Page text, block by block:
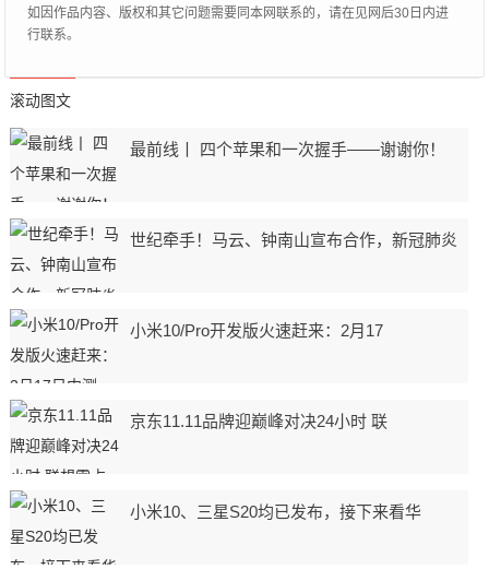
如因作品内容、版权和其它问题需要同本网联系的，请在见网后30日内进
行联系。
滚动图文
最前线丨 四个苹果和一次握手——谢谢你！
世纪牵手！马云、钟南山宣布合作，新冠肺炎
小米10/Pro开发版火速赶来：2月17
京东11.11品牌迎巅峰对决24小时 联
小米10、三星S20均已发布，接下来看华